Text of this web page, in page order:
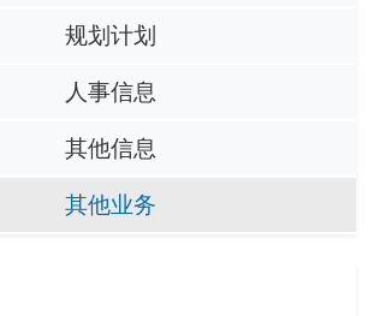
规划计划
人事信息
其他信息
其他业务